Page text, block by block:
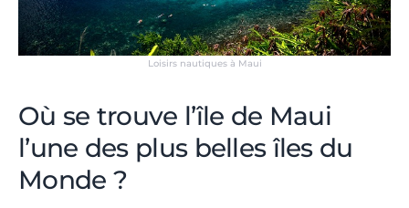
Loisirs nautiques à Maui
Où se trouve l’île de Maui
l’une des plus belles îles du
Monde ?